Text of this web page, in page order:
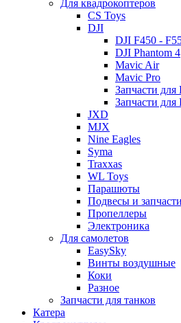
Для квадрокоптеров
CS Toys
DJI
DJI F450 -
DJI Phantom 4
Mavic Air
Mavic Pro
Запчасти для
Запчасти для
JXD
MJX
Nine Eagles
Syma
Traxxas
WL Toys
Парашюты
Подвесы и
Пропеллеры
Электроника
Для самолетов
EasySky
Винты воздушные
Коки
Разное
Запчасти для танков
Катера